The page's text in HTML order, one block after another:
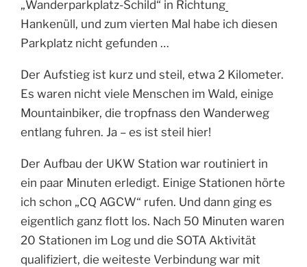
„Wanderparkplatz-Schild“ in Richtung
Hankenüll, und zum vierten Mal habe ich diesen
Parkplatz nicht gefunden …
Der Aufstieg ist kurz und steil, etwa 2 Kilometer.
Es waren nicht viele Menschen im Wald, einige
Mountainbiker, die tropfnass den Wanderweg
entlang fuhren. Ja – es ist steil hier!
Der Aufbau der UKW Station war routiniert in
ein paar Minuten erledigt. Einige Stationen hörte
ich schon „CQ AGCW“ rufen. Und dann ging es
eigentlich ganz flott los. Nach 50 Minuten waren
20 Stationen im Log und die SOTA Aktivität
qualifiziert, die weiteste Verbindung war mit